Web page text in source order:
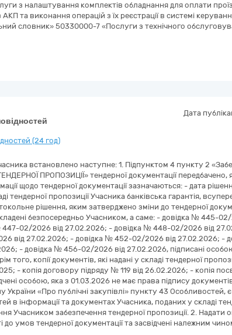
з налаштування комплектів обладнання для оплати
та виконання операцій з їх реєстрації в системі
словник» 50330000-7 «Послуги з технічного
Дата
(24 год)
встановлено наступне: 1. Підпунктом 4 пункту 2
ПРОПОЗИЦІЇ» тендерної документації передбачено,
щодо тендерної документації зазначаються: - дата
тендерної пропозиції Учасника банківська гарантія,
рішення, яким затверджено зміни до тендерної
безпосередньо Учасником, а саме: - довідка № 445-
02/2026 від 27.02.2026; - довідка № 448-02/2026 від
від 27.02.2026; - довідка № 452-02/2026 від 27.02.2026; -
- довідка № 456-02/2026 від 27.02.2026, підписані
того, копії документів, які надані у складі тендерної
- копія договору підряду № 119 від 26.02.2026; - копія
особою, яка з 01.03.2026 не має права підпису
«Про публічні закупівлі» пункту 43 Особливостей, є
в інформації та документах Учасника, поданих у складі
Учасником забезпечення тендерної пропозиції. 2. Надати
умов тендерної документації та засвідчені належним